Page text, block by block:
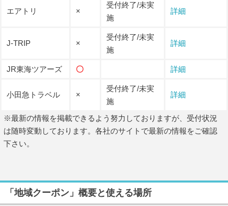
エアトリ ×
受付終了/未実
施
詳細
J-TRIP ×
受付終了/未実
施
詳細
JR東海ツアーズ 〇 詳細
小田急トラベル ×
受付終了/未実
施
詳細
※最新の情報を掲載できるよう努力しておりますが、受付状況
は随時変動しております。各社のサイトで最新の情報をご確認
下さい。
「地域クーポン」概要と使える場所